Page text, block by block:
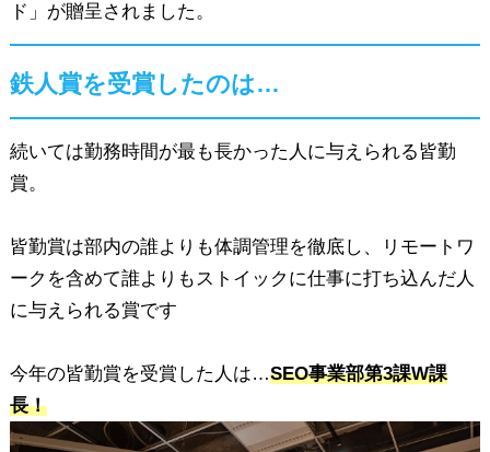
ド」が贈呈されました。
鉄人賞を受賞したのは…
続いては勤務時間が最も長かった人に与えられる皆勤
賞。
皆勤賞は部内の誰よりも体調管理を徹底し、リモートワ
ークを含めて誰よりもストイックに仕事に打ち込んだ人
に与えられる賞です
今年の皆勤賞を受賞した人は…SEO事業部第3課W課
長！